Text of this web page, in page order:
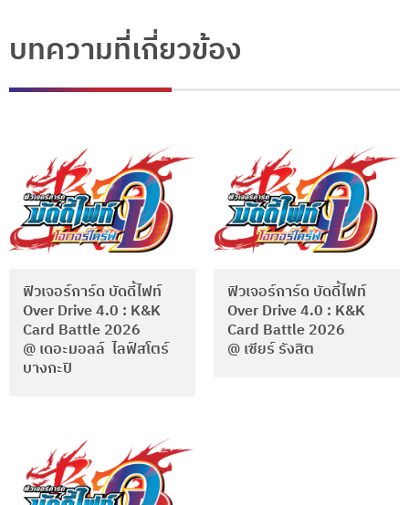
บทความที่เกี่ยวข้อง
ฟิวเจอร์การ์ด บัดดี้ไฟท์
Over Drive 4.0 : K&K
Card Battle 2026
@ เดอะมอลล์ ไลฟ์สโตร์
บางกะปิ
ฟิวเจอร์การ์ด บัดดี้ไฟท์
Over Drive 4.0 : K&K
Card Battle 2026
@ เซียร์ รังสิต